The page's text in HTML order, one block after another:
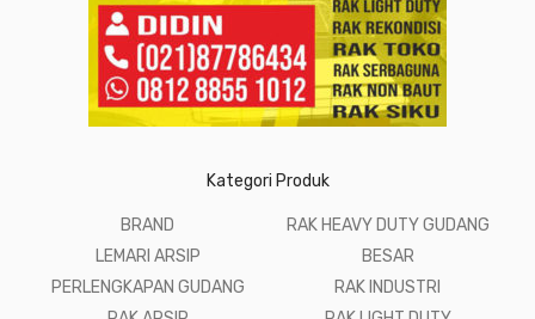
Kategori Produk
BRAND
LEMARI ARSIP
PERLENGKAPAN GUDANG
RAK HEAVY DUTY GUDANG
BESAR
RAK INDUSTRI